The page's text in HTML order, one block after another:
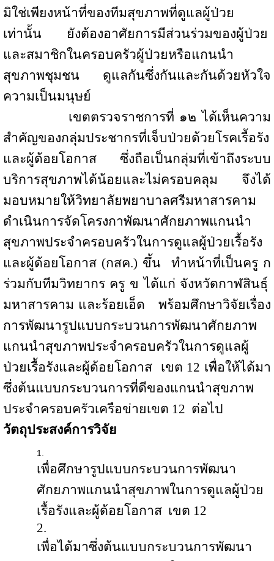
มิใช่เพียงหน้าที่ของทีมสุขภาพที่ดูแลผู้ป่วย
เท่านั้น
ยังต้องอาศัยการมีส่วนร่วมของผู้ป่วย
และสมาชิกในครอบครัวผู้ป่วยหรือแกนนำ
สุขภาพชุมชน ดูแลกันซึ่งกันและกันด้วยหัวใจ
ความเป็นมนุษย์
เขตตรวจราชการที่ ๑๒ ได้เห็นความ
สำคัญของกลุ่มประชากรที่เจ็บป่วยด้วยโรคเรื้อรัง
และผู้ด้อยโอกาส
ซึ่งถือเป็นกลุ่มที่เข้าถึงระบบ
บริการสุขภาพได้น้อยและไม่ครอบคลุม จึงได้
มอบหมายให้วิทยาลัยพยาบาลศรีมหาสารคาม
ดำเนินการจัดโครงกาพัฒนาศักยภาพแกนนำ
สุขภาพประจำครอบครัวในการดูแลผู้ป่วยเรื้อรัง
และผู้ด้อยโอกาส (กสค.) ขึ้น
ทำหน้าที่เป็นครู ก
ร่วมกับทีมวิทยากร ครู ข ได้แก่ จังหวัดกาฬสินธุ์
มหาสารคาม และร้อยเอ็ด
พร้อมศึกษาวิจัยเรื่อง
การพัฒนารูปแบบกระบวนการพัฒนาศักยภาพ
แกนนำสุขภาพประจำครอบครัวในการดูแลผู้
ป่วยเรื้อรังและผู้ด้อยโอกาส
เขต 12 เพื่อให้ได้มา
ซึ่งต้นแบบกระบวนการที่ดีของแกนนำสุขภาพ
ประจำครอบครัวเครือข่ายเขต 12 ต่อไป
วัตถุประสงค์การวิจัย
เพื่อศึกษารูปแบบกระบวนการพัฒนา
ศักยภาพแกนนำสุขภาพในการดูแลผู้ป่วย
เรื้อรังและผู้ด้อยโอกาส เขต 12
เพื่อได้มาซึ่งต้นแบบกระบวนการพัฒนา